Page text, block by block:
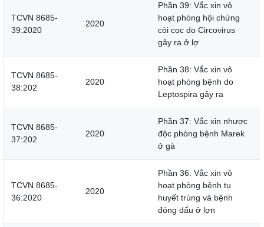
TCVN 8685-
39:2020
2020
Phần 39: Vắc xin vô
hoạt phòng hội chứng
còi cọc do Circovirus
gây ra ở lợ
TCVN 8685-
38:202
2020
Phần 38: Vắc xin vô
hoạt phòng bệnh do
Leptospira gây ra
TCVN 8685-
37:202
2020
Phần 37: Vắc xin nhược
độc phòng bệnh Marek
ở gà
TCVN 8685-
36:2020
2020
Phần 36: Vắc xin vô
hoạt phòng bệnh tụ
huyết trùng và bệnh
đóng dấu ở lợn